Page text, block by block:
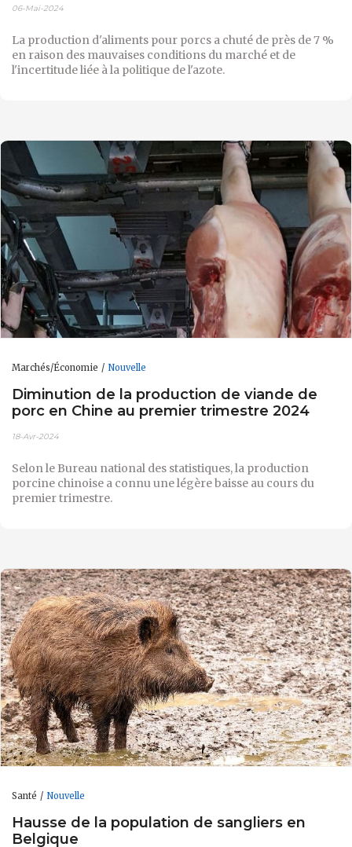
06-Mai-2024
La production d'aliments pour porcs a chuté de près de 7 %
en raison des mauvaises conditions du marché et de
l'incertitude liée à la politique de l'azote.
Marchés/Économie Nouvelle
Diminution de la production de viande de
porc en Chine au premier trimestre 2024
18-Avr-2024
Selon le Bureau national des statistiques, la production
porcine chinoise a connu une légère baisse au cours du
premier trimestre.
Santé Nouvelle
Hausse de la population de sangliers en
Belgique